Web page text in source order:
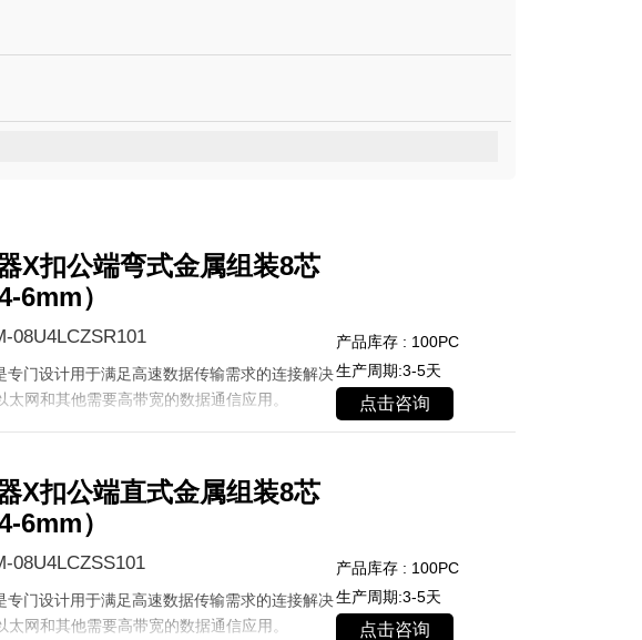
X扣公端弯式金属组装8芯
6mm）
08U4LCZSR101
专门设计用于满足高速数据传输需求的连接解决
网和其他需要高带宽的数据通信应用。
产品库存 : 100PC
生产周期:3-5天
点击咨询
X扣公端直式金属组装8芯
6mm）
08U4LCZSS101
专门设计用于满足高速数据传输需求的连接解决
网和其他需要高带宽的数据通信应用。
产品库存 : 100PC
生产周期:3-5天
点击咨询